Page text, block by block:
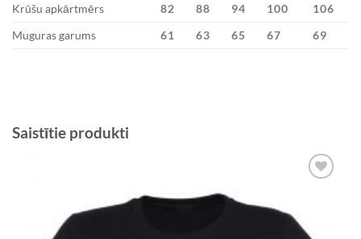
Krūšu apkārtmērs
82 88 94 100
106
Muguras garums
61 63 65 67 69
Saistītie produkti
Wishlist